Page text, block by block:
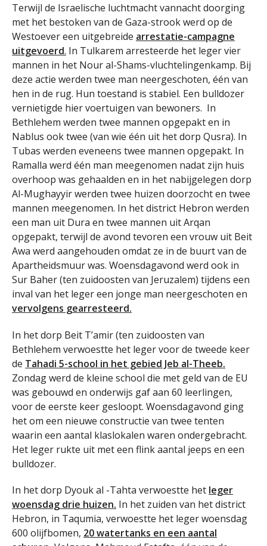
Terwijl de Israelische luchtmacht vannacht doorging
met het bestoken van de Gaza-strook werd op de
Westoever een uitgebreide arrestatie-campagne
uitgevoerd. In Tulkarem arresteerde het leger vier
mannen in het Nour al-Shams-vluchtelingenkamp. Bij
deze actie werden twee man neergeschoten, één van
hen in de rug. Hun toestand is stabiel. Een bulldozer
vernietigde hier voertuigen van bewoners. In
Bethlehem werden twee mannen opgepakt en in
Nablus ook twee (van wie één uit het dorp Qusra). In
Tubas werden eveneens twee mannen opgepakt. In
Ramalla werd één man meegenomen nadat zijn huis
overhoop was gehaalden en in het nabijgelegen dorp
Al-Mughayyir werden twee huizen doorzocht en twee
mannen meegenomen. In het district Hebron werden
een man uit Dura en twee mannen uit Arqan
opgepakt, terwijl de avond tevoren een vrouw uit Beit
Awa werd aangehouden omdat ze in de buurt van de
Apartheidsmuur was. Woensdagavond werd ook in
Sur Baher (ten zuidoosten van Jeruzalem) tijdens een
inval van het leger een jonge man neergeschoten en
vervolgens gearresteerd.
In het dorp Beit T’amir (ten zuidoosten van
Bethlehem verwoestte het leger voor de tweede keer
de Tahadi 5-school in het gebied Jeb al-Theeb.
Zondag werd de kleine school die met geld van de EU
was gebouwd en onderwijs gaf aan 60 leerlingen,
voor de eerste keer gesloopt. Woensdagavond ging
het om een nieuwe constructie van twee tenten
waarin een aantal klaslokalen waren ondergebracht.
Het leger rukte uit met een flink aantal jeeps en een
bulldozer.
In het dorp Dyouk al -Tahta verwoestte het leger
woensdag drie huizen. In het zuiden van het district
Hebron, in Taqumia, verwoestte het leger woensdag
600 olijfbomen, 20 watertanks en een aantal